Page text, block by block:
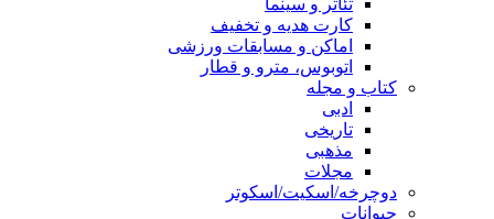
تئاتر و سینما
کارت هدیه و تخفیف
اماکن و مسابقات ورزشی
اتوبوس، مترو و قطار
کتاب و مجله
ادبی
تاریخی
مذهبی
مجلات
دوچرخه/اسکیت/اسکوتر
حیوانات